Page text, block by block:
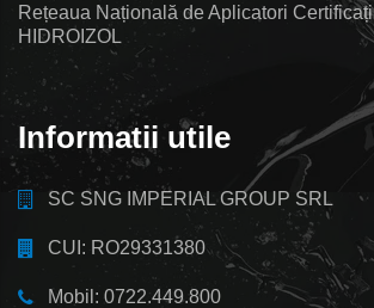
Rețeaua Națională de Aplicatori Certificați
HIDROIZOL
Informatii utile
SC SNG IMPERIAL GROUP SRL
CUI: RO29331380
Mobil: 0722.449.800